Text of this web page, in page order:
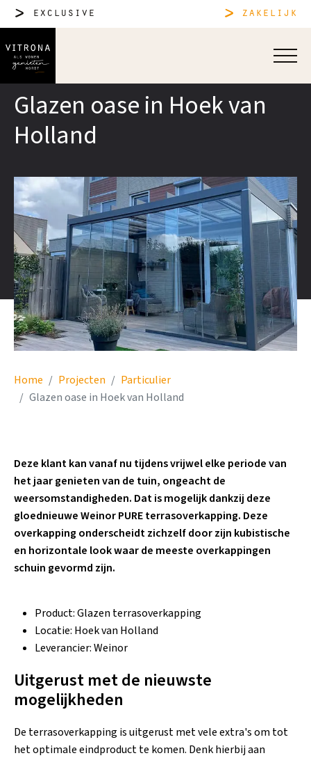
exclusive zakelijk
Glazen oase in Hoek van
Holland
Home Projecten
Particulier
Glazen oase in Hoek van Holland
Deze klant kan vanaf nu tijdens vrijwel elke periode van
het jaar genieten van de tuin, ongeacht de
weersomstandigheden. Dat is mogelijk dankzij deze
gloednieuwe Weinor PURE terrasoverkapping. Deze
overkapping onderscheidt zichzelf door zijn kubistische
en horizontale look waar de meeste overkappingen
schuin gevormd zijn.
Product: Glazen terrasoverkapping
Locatie: Hoek van Holland
Leverancier: Weinor
Uitgerust met de nieuwste
mogelijkheden
De terrasoverkapping is uitgerust met vele extra's om tot
het optimale eindproduct te komen. Denk hierbij aan